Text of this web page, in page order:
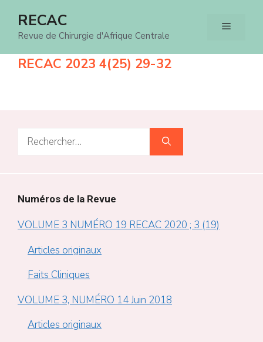
RECAC
Revue de Chirurgie d'Afrique Centrale
Menu
RECAC 2023 4(25) 29-32
Rechercher :
Numéros de la Revue
VOLUME 3 NUMÉRO 19 RECAC 2020 ; 3 (19)
Articles originaux
Faits Cliniques
VOLUME 3, NUMÉRO 14 Juin 2018
Articles originaux